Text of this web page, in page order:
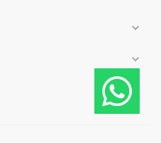
expand_more
expand_more
expand_more